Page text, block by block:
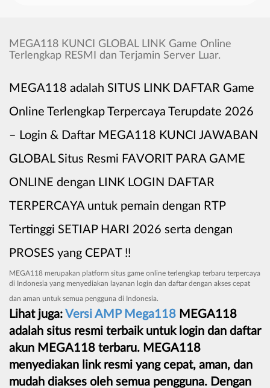
MEGA118 KUNCI GLOBAL LINK Game Online
Terlengkap RESMI dan Terjamin Server Luar.
MEGA118 adalah SITUS LINK DAFTAR Game
Online Terlengkap Terpercaya Terupdate 2026
– Login & Daftar MEGA118 KUNCI JAWABAN
GLOBAL Situs Resmi FAVORIT PARA GAME
ONLINE dengan LINK LOGIN DAFTAR
TERPERCAYA untuk pemain dengan RTP
Tertinggi SETIAP HARI 2026 serta dengan
PROSES yang CEPAT !!
MEGA118 merupakan platform situs game online terlengkap terbaru terpercaya
di Indonesia yang menyediakan layanan login dan daftar dengan akses cepat
dan aman untuk semua pengguna di Indonesia.
Lihat juga: Versi AMP Mega118 MEGA118
adalah situs resmi terbaik untuk login dan daftar
akun MEGA118 terbaru. MEGA118
menyediakan link resmi yang cepat, aman, dan
mudah diakses oleh semua pengguna. Dengan